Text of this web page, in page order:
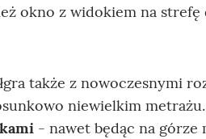
okno z widokiem na strefę
także z nowoczesnymi
niewielkim
- nawet będąc na górze